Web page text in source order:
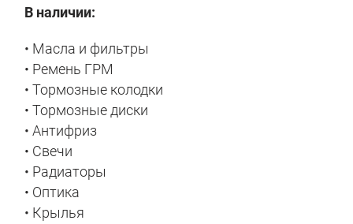
В наличии:
• Масла и фильтры
• Ремень ГРМ
• Тормозные колодки
• Тормозные диски
• Антифриз
• Свечи
• Радиаторы
• Оптика
• Крылья